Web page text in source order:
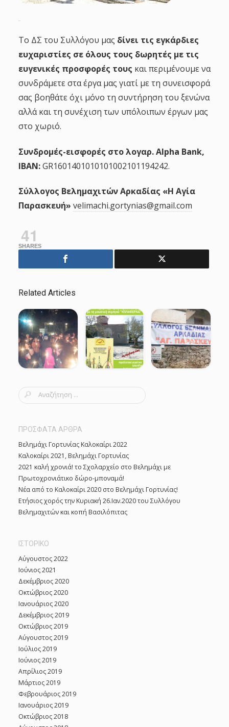
Το ΔΣ του Συλλόγου μας δίνει τις εγκάρδιες
ευχαριστίες σε όλους τους δωρητές με τις
ευγενικές προσφορές τους και περιμένουμε να
συνδράμετε στα έργα μας γιατί με τη συνεισφορά
σας βοηθάτε όχι μόνο τη συντήρηση του ξενώνα
αλλά και τη συνέχιση των υπόλοιπων έργων μας
στο χωριό.
Συνδρομές-εισφορές στο λογαρ. Alpha Bank,
IBAN:GR1601401010101002101194242.
Σύλλογος Βελημαχιτών Αρκαδίας «H Αγία
Παρασκευή» velimachi.gortynias@gmail.com
41
SHARES
Related Articles
S
r
h
f
o
r
:
ΠΡΟΣΦΑΤΑ ΑΡΘΡΑ
Βελημάχι Γορτυνίας Καλοκαίρι 2022
Καλοκαίρι 2021, Βελημάχι Γορτυνίας
2021 καλή χρονιά! το Σχολαρχείο στο Βελημάχι με
Πρωτοχρονιάτικο δώρο-μποναμά!
Νέα από το Καλοκαίρι 2020 στο Βελημάχι Γορτυνίας!
Ετήσιος χορός την Κυριακή 26.Ιαν.2020 του Συλλόγου
Βελημαχιτών και κοπή Βασιλόπιτας
ΙΣΤΟΡΙΚΌ
Αύγουστος 2022
Ιούνιος 2021
Δεκέμβριος 2020
Οκτώβριος 2020
Ιανουάριος 2020
Δεκέμβριος 2019
Οκτώβριος 2019
Αύγουστος 2019
Ιούλιος 2019
Ιούνιος 2019
Απρίλιος 2019
Μάρτιος 2019
Φεβρουάριος 2019
Ιανουάριος 2019
Οκτώβριος 2018